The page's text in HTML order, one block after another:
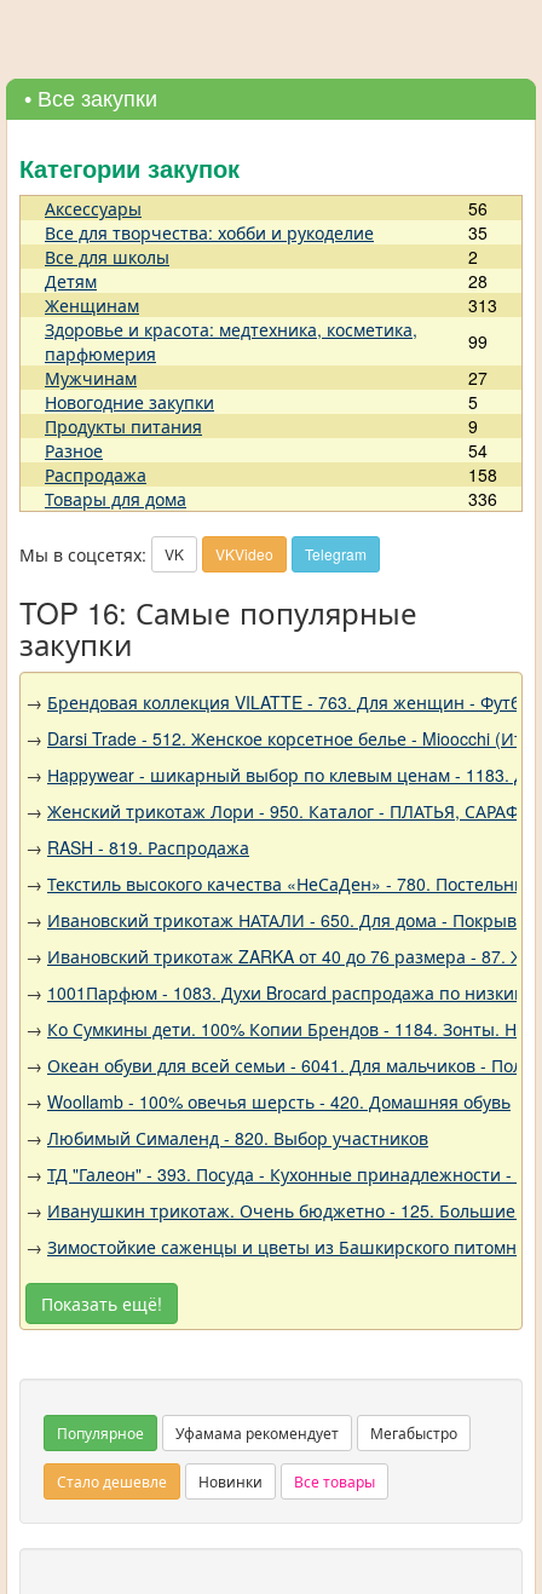
• Все закупки
Категории закупок
Аксессуары
56
Все для творчества: хобби и рукоделие
35
Все для школы
2
Детям
28
Женщинам
313
Здоровье и красота: медтехника, косметика,
парфюмерия
99
Мужчинам
27
Новогодние закупки
5
Продукты питания
9
Разное
54
Распродажа
158
Товары для дома
336
Мы в соцсетях: VK VKVideo Telegram
TOP 16: Самые популярные
закупки
→ Брендовая коллекция VILATTE - 763. Для женщин -
→ Darsi Trade - 512. Женское корсетное белье - Mioocchi
→ Нappywear - шикарный выбор по клевым ценам - 1183.
→ Женский трикотаж Лори - 950. Каталог - ПЛАТЬЯ,
→ RASH - 819. Распродажа
→ Текстиль высокого качества «НеСаДен» - 780.
→ Ивановский трикотаж НАТАЛИ - 650. Для дома -
→ Ивановский трикотаж ZARKA от 40 до 76 размера - 87.
→ 1001Парфюм - 1083. Духи Brocard распродажа по низким
→ Ко Сумкины дети. 100% Копии Брендов - 1184. Зонты.
→ Океан обуви для всей семьи - 6041. Для мальчиков -
→ Woollamb - 100% овечья шерсть - 420. Домашняя обувь
→ Любимый Сималенд - 820. Выбор участников
→ ТД "Галеон" - 393. Посуда - Кухонные принадлежности -
→ Иванушкин трикотаж. Очень бюджетно - 125. Большие
→ Зимостойкие саженцы и цветы из Башкирского
Показать ещё!
Популярное Уфамама рекомендует Мегабыстро
Стало дешевле Новинки Все товары